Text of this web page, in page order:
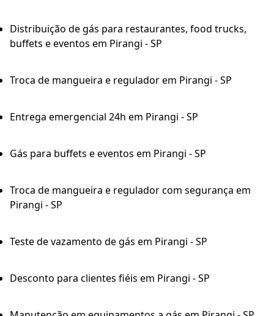
Distribuição de gás para restaurantes, food trucks,
buffets e eventos em Pirangi - SP
Troca de mangueira e regulador em Pirangi - SP
Entrega emergencial 24h em Pirangi - SP
Gás para buffets e eventos em Pirangi - SP
Troca de mangueira e regulador com segurança em
Pirangi - SP
Teste de vazamento de gás em Pirangi - SP
Desconto para clientes fiéis em Pirangi - SP